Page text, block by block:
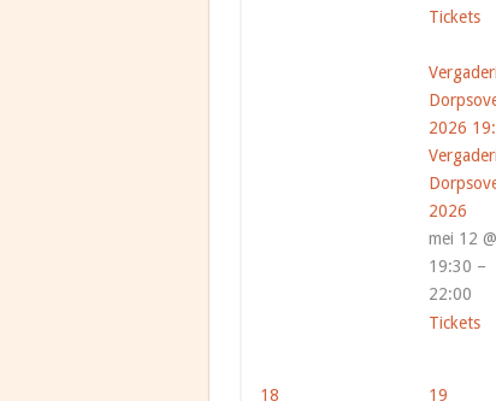
Tickets
2026
2026
mei 12 @
19:30 –
22:00
Tickets
18
19